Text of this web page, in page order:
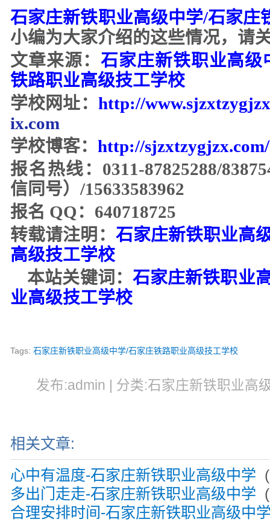
石家庄新铁职业高级中学/石家庄
小编为大家介绍的这些情况，请
文章来源： 石家庄新铁职业高级
铁路职业高级技工学校
学校网址： http://www.s
ix.com
学校博客：http://
报名热线： 0311-87825288/
信同号）/15633583962
报名 QQ：640718725
转载请注明： 石家庄新铁职业高
高级技工学校
本站关键词： 石家庄新铁职业
业高级技工学校
Tags:石家庄新铁职业高级中学/石家庄铁路职业高级技工学校
发布:admin | 分类:石家庄新铁职业高
相关文章:
心中有温度-石家庄新铁职业高级中学
多出门走走-石家庄新铁职业高级中学
合理安排时间-石家庄新铁职业高级中